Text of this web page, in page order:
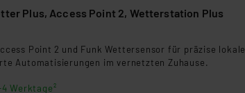
Plus, Access Point 2, Wetterstation Plus
Point 2 und Funk Wettersensor für präzise lokale
Automatisierungen im vernetzten Zuhause.
Werktage²